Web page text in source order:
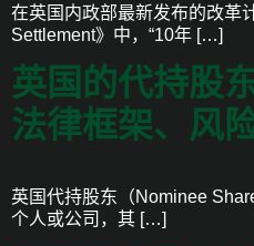
在英国内政部最新发布的改革
Settlement》中，“10年 […]
英国的代持股
法律框架、风
英国代持股东（Nominee
个人或公司，其 […]